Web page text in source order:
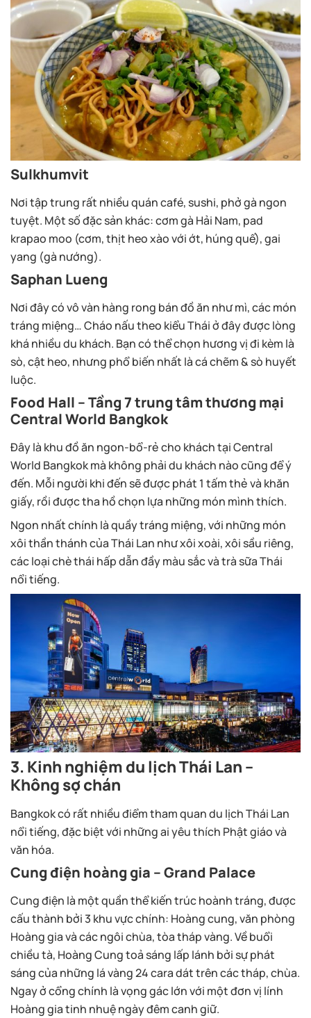
Sulkhumvit
Nơi tập trung rất nhiều quán café, sushi, phở gà ngon
tuyệt. Một số đặc sản khác: cơm gà Hải Nam, pad
krapao moo (cơm, thịt heo xào với ớt, húng quế), gai
yang (gà nướng).
Saphan Lueng
Nơi đây có vô vàn hàng rong bán đồ ăn như mì, các món
tráng miệng… Cháo nấu theo kiểu Thái ở đây được lòng
khá nhiều du khách. Bạn có thể chọn hương vị đi kèm là
sò, cật heo, nhưng phổ biến nhất là cá chẽm & sò huyết
luộc.
Food Hall – Tầng 7 trung tâm thương mại
Central World Bangkok
Đây là khu đồ ăn ngon-bổ-rẻ cho khách tại Central
World Bangkok mà không phải du khách nào cũng để ý
đến. Mỗi người khi đến sẽ được phát 1 tấm thẻ và khăn
giấy, rồi được tha hồ chọn lựa những món mình thích.
Ngon nhất chính là quầy tráng miệng, với những món
xôi thần thánh của Thái Lan như xôi xoài, xôi sầu riêng,
các loại chè thái hấp dẫn đầy màu sắc và trà sữa Thái
nổi tiếng.
3. Kinh nghiệm du lịch Thái Lan –
Không sợ chán
Bangkok có rất nhiều điểm tham quan du lịch Thái Lan
nổi tiếng, đặc biệt với những ai yêu thích Phật giáo và
văn hóa.
Cung điện hoàng gia – Grand Palace
Cung điện là một quần thể kiến trúc hoành tráng, được
cấu thành bởi 3 khu vực chính: Hoàng cung, văn phòng
Hoàng gia và các ngôi chùa, tòa tháp vàng. Về buổi
chiều tà, Hoàng Cung toả sáng lấp lánh bởi sự phát
sáng của những lá vàng 24 cara dát trên các tháp, chùa.
Ngay ở cổng chính là vọng gác lớn với một đơn vị lính
Hoàng gia tinh nhuệ ngày đêm canh giữ.